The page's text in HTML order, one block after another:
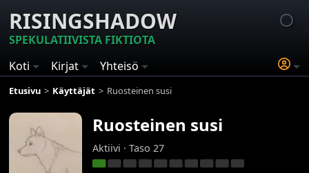
RISINGSHADOW
SPEKULATIIVISTA FIKTIOTA
Koti
Kirjat Yhteisö
Etusivu Käyttäjät Ruosteinen susi
Ruosteinen susi
Aktiivi · Taso 27